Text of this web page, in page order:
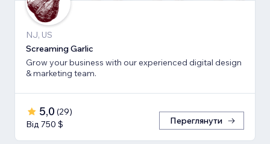
NJ, US
Screaming Garlic
Grow your business with our experienced digital design
& marketing team.
5,0 (29)
Від 750 $
Переглянути